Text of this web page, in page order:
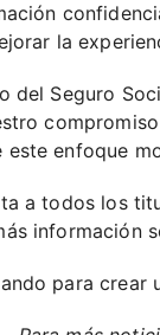
la
del Seguro
este enfoque
a todos los
información
para crear